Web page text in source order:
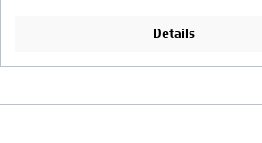
Details